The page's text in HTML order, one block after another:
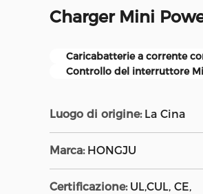
Charger Mini
Caricabatterie a corrente
Controllo del interruttore
Luogo di origine: La Cina
Marca: HONGJU
Certificazione: UL,CUL, CE,